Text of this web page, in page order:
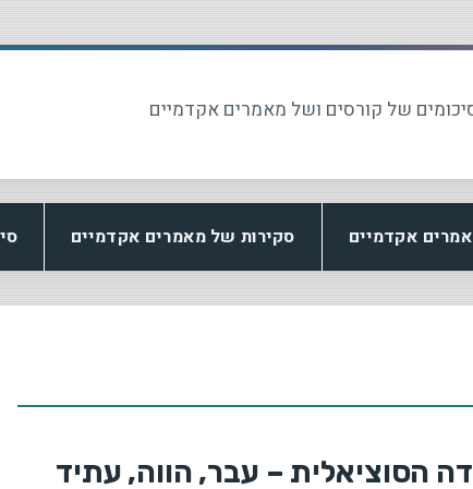
של קורסים ושל מאמרים אקדמיים
אקדמיים סקירות של מאמרים אקדמיים
הסוציאלית – עבר, הווה, עתיד